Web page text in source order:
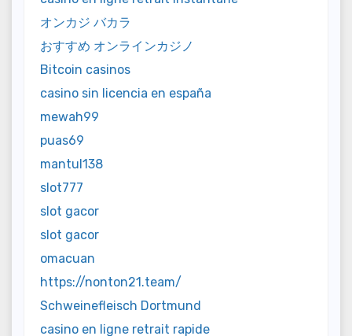
オンカジ バカラ
おすすめ オンラインカジノ
Bitcoin casinos
casino sin licencia en españa
mewah99
puas69
mantul138
slot777
slot gacor
slot gacor
omacuan
https://nonton21.team/
Schweinefleisch Dortmund
casino en ligne retrait rapide